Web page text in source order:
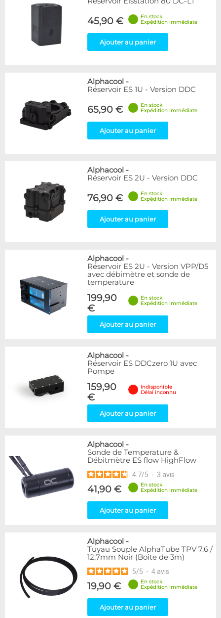
45,90 €
En stock
Expédition immédiate
Ajouter au panier
Alphacool -
Réservoir ES 1U - Version DDC
65,90 €
En stock
Expédition immédiate
Ajouter au panier
Alphacool -
Réservoir ES 2U - Version DDC
76,90 €
En stock
Expédition immédiate
Ajouter au panier
Alphacool -
Réservoir ES 2U - Version VPP/D5
avec débimètre et sonde de
temperature
199,90
€
En stock
Expédition immédiate
Ajouter au panier
Alphacool -
Réservoir ES DDCzero 1U avec
Pompe
159,90
€
Indisponible
Délai inconnu
Ajouter au panier
Alphacool -
Sonde de Temperature &
Débitmètre ES flow HighFlow
4.7/5 - 3 avis
41,90 €
En stock
Expédition immédiate
Ajouter au panier
Alphacool -
Tuyau Souple AlphaTube TPV 7,6 /
12,7mm Noir (Boite de 3m)
5/5 - 4 avis
19,90 €
En stock
Expédition immédiate
Ajouter au panier